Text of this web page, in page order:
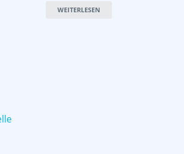
WEITERLESEN